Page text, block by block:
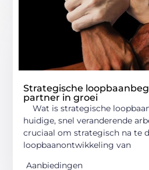
Strategische
partner in groei
Wat is strategische
huidige, snel veranderende
cruciaal om strategisch na te
loopbaanontwikkeling van
Aanbiedingen